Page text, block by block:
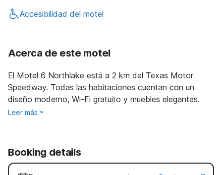
Accesibilidad del motel
Acerca de este motel
El Motel 6 Northlake está a 2 km del Texas Motor
Speedway. Todas las habitaciones cuentan con un
diseño moderno, Wi-Fi gratuito y muebles elegantes.
Leer más
Booking details